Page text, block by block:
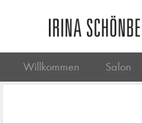
Willkommen Salon